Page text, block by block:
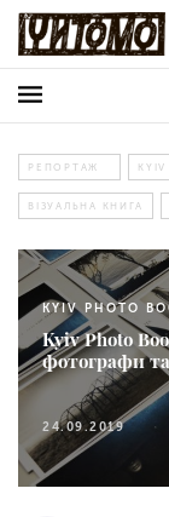
РЕПОРТАЖ
ВІЗУАЛЬНА КНИГА
KYIV PHOTO
Kyiv Photo
фотографи та
24.09.2019